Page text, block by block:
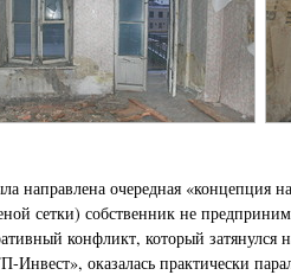
очередная «концепция
сетки) собственник не
конфликт, который затянулся
оказалась практически